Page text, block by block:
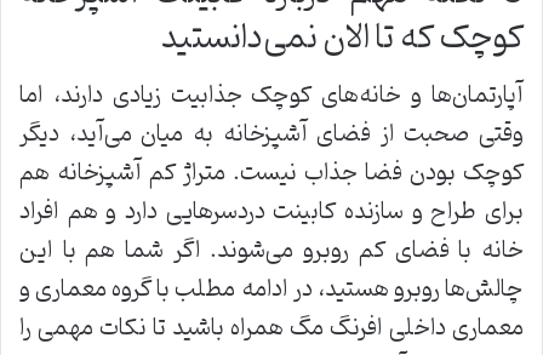
کوچک که تا الان نمی‌دانستید
آپارتمان‌ها و خانه‌های کوچک جذابیت زیادی دارند، اما
وقتی صحبت از فضای آشپزخانه به میان می‌آید، دیگر
کوچک بودن فضا جذاب نیست. متراژ کم آشپزخانه هم
برای طراح و سازنده کابینت دردسرهایی دارد و هم افراد
خانه با فضای کم روبرو می‌شوند. اگر شما هم با این
چالش‌ها روبرو هستید، در ادامه مطلب با گروه معماری و
معماری داخلی افرنگ مگ همراه باشید تا نکات مهمی را